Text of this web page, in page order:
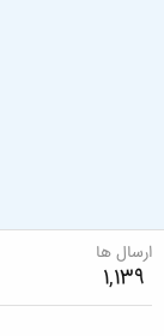
ارسال ها
1,139